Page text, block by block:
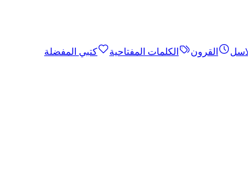
القرون الكلمات المفتاحية
كتبي المفضلة